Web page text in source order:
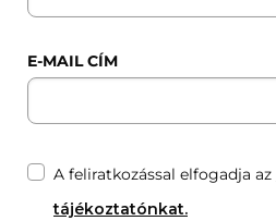
E-MAIL CÍM
A feliratkozással elfogadja az
tájékoztatónkat.